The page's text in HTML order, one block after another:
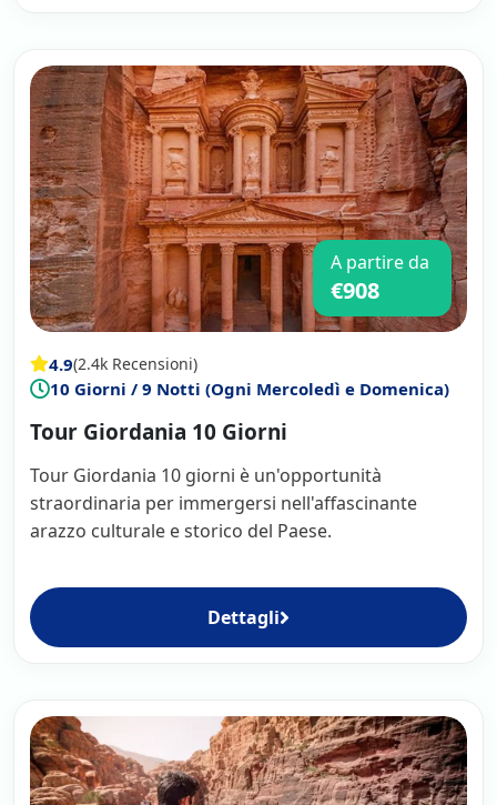
A partire da
€908
4.9(2.4k Recensioni)
10 Giorni / 9 Notti (Ogni Mercoledì e Domenica)
Tour Giordania 10 Giorni
Tour Giordania 10 giorni è un'opportunità
straordinaria per immergersi nell'affascinante
arazzo culturale e storico del Paese.
Dettagli